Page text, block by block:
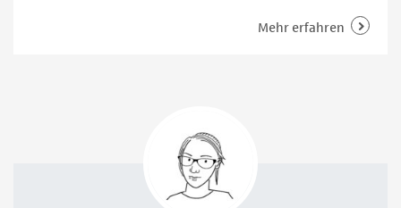
neuem Kooperationspartner – und mit einem
Mehr erfahren